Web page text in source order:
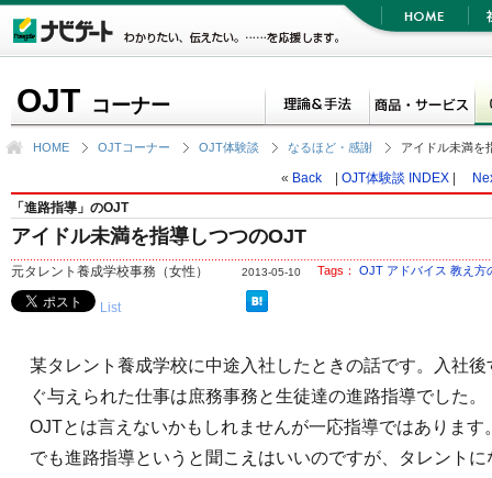
OJT コーナー
HOME OJTコーナー OJT体験談 なるほど・感謝 アイドル未満を
« Back| OJT体験談 INDEX|
「進路指導」のOJT
アイドル未満を指導しつつのOJT
元タレント養成学校事務（女性） 2013-05-10 Tags： OJT アドバイス 教え方
List
某タレント養成学校に中途入社したときの話です。入社後
ぐ与えられた仕事は庶務事務と生徒達の進路指導でした。
OJTとは言えないかもしれませんが一応指導ではあります
でも進路指導というと聞こえはいいのですが、タレントに